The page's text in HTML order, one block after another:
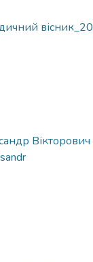
Вікторович